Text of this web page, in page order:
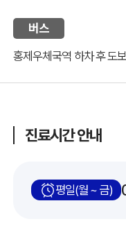
버스
홍제우체국역 하차 후 도
진료시간 안내
평일(월 ~ 금)